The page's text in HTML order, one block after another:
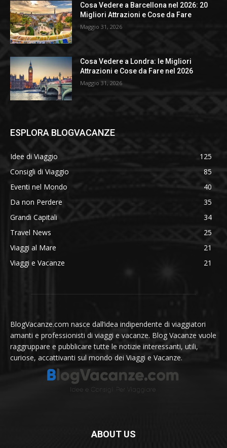
Cosa Vedere a Barcellona nel 2026: 20
Migliori Attrazioni e Cose da Fare
Maggio 31, 2026
Cosa Vedere a Londra: le Migliori
Attrazioni e Cose da Fare nel 2026
Maggio 31, 2026
ESPLORA BLOGVACANZE
Idee di Viaggio
125
Consigli di Viaggio
85
Eventi nel Mondo
40
Da non Perdere
35
Grandi Capitali
34
Travel News
25
Viaggi al Mare
21
Viaggi e Vacanze
21
BlogVacanze.com nasce dall’idea indipendente di viaggiatori
amanti e professionisti di viaggi e vacanze. Blog Vacanze vuole
raggruppare e pubblicare tutte le notizie interessanti, utili,
curiose, accattivanti sul mondo dei Viaggi e Vacanze.
ABOUT US